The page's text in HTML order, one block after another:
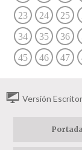
23 24 25
34 35 36
45 46 47
Versión